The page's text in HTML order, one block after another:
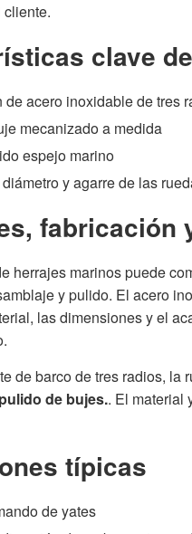
clave
de acero inoxidable de tres
mecanizado a medida
espejo marino
y agarre de las
fabricación
herrajes marinos puede
y pulido. El acero
las dimensiones y el
de barco de tres radios, la
de bujes.. El material
típicas
de yates